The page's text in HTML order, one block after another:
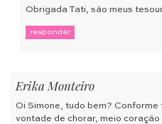
Obrigada Tati, são meus
responder
Erika Monteiro
Oi Simone, tudo bem?
vontade de chorar, meio